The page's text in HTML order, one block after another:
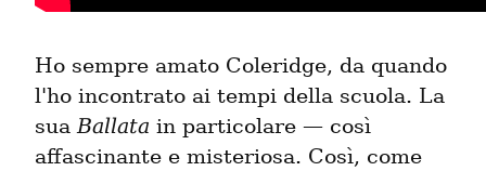
Ho sempre amato Coleridge, da quando
l'ho incontrato ai tempi della scuola. La
sua Ballata in particolare — così
affascinante e misteriosa. Così, come